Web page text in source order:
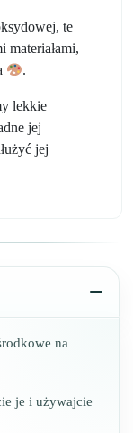
te
.
lekkie
jej
jej
na
je i używajcie